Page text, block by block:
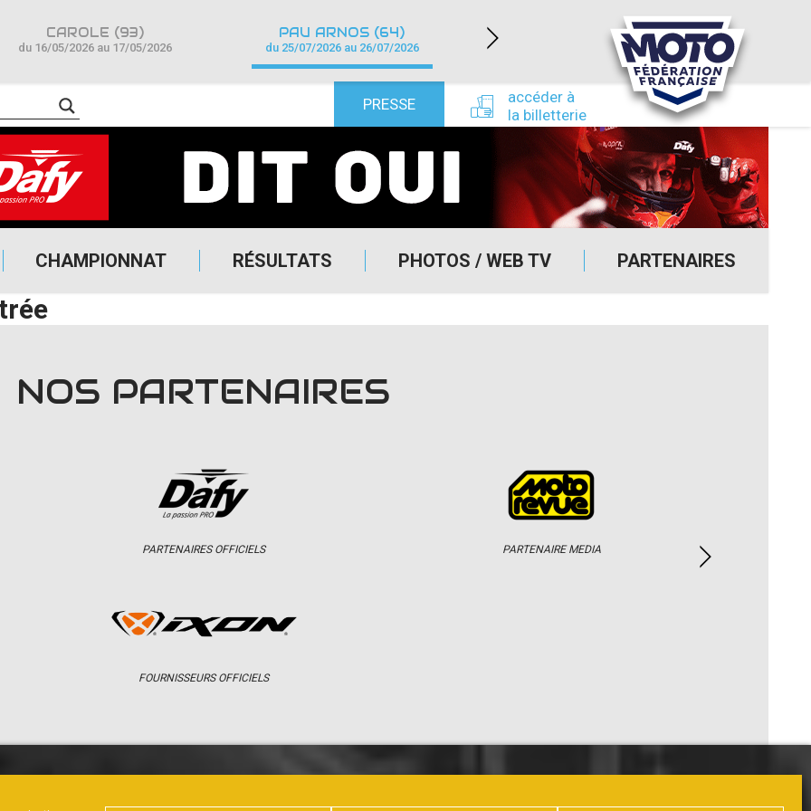
CHAMPIONNAT RÉSULTATS PHOTOS / WEB TV PARTENAIRES
PRESSE
accéder à
la billetterie
CAROLE (93)
du 16/05/2026 au 17/05/2026
PAU ARNOS (64)
du 25/07/2026 au 26/07/2026
LÉDENON (30)
du 22/08/2026 au 23/08/2026
NOS PARTENAIRES
PARTENAIRES OFFICIELS
FOURNISSEURS OFFICIELS
PARTENAIRE MEDIA
CHAMPIONNAT RÉSULTATS PHOTOS / WEB TV PARTENAIRES